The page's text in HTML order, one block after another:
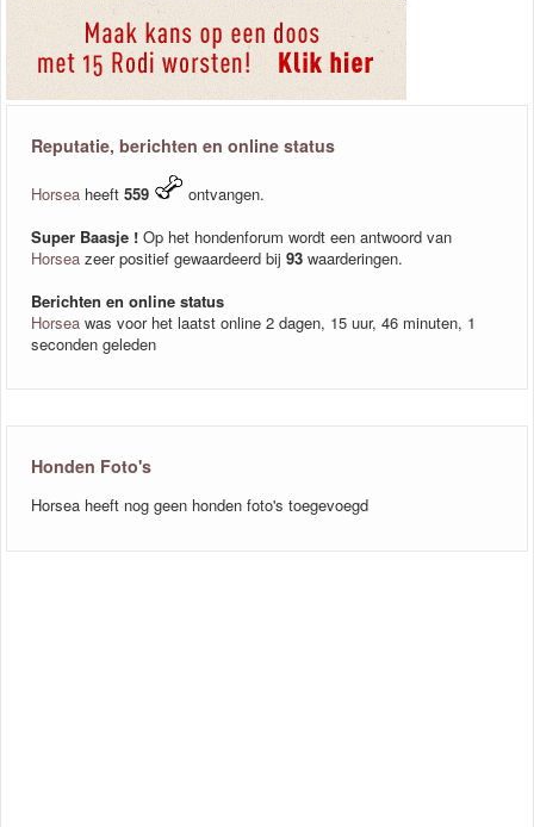
Reputatie, berichten en online status
Horsea heeft 559
ontvangen.
Super Baasje ! Op het hondenforum wordt een antwoord van
Horsea zeer positief gewaardeerd bij 93 waarderingen.
Berichten en online status
Horsea was voor het laatst online 2 dagen, 15 uur, 46 minuten, 1
seconden geleden
Honden Foto's
Horsea heeft nog geen honden foto's toegevoegd